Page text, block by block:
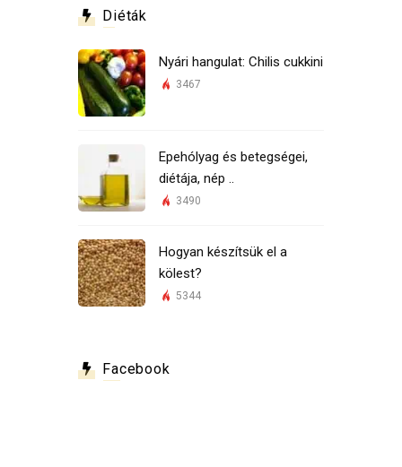
Diéták
Nyári hangulat: Chilis cukkini
3467
Epehólyag és betegségei,
diétája, nép ..
3490
Hogyan készítsük el a
kölest?
5344
Facebook